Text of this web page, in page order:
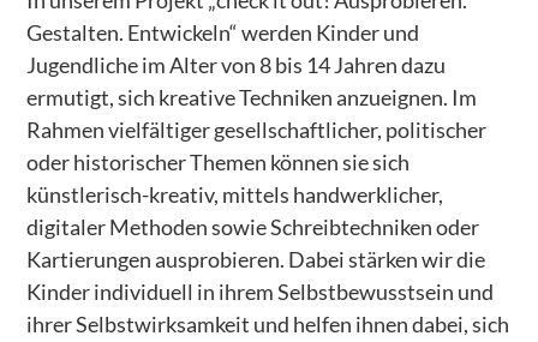
Uzimatele Kenia
Libanon – Bildungspatenschaften für Kinder
Peace Cathedral Tbilisi
ÜBER UNS
WIR GESTALTEN e.V.
Kinderschutz
Presse
Gestalten. Entwickeln“ werden Kinder und
Jugendliche im Alter von 8 bis 14 Jahren dazu
ermutigt, sich kreative Techniken anzueignen. Im
Rahmen vielfältiger gesellschaftlicher, politischer
oder historischer Themen können sie sich
künstlerisch-kreativ, mittels handwerklicher,
digitaler Methoden sowie Schreibtechniken oder
Kartierungen ausprobieren. Dabei stärken wir die
Kinder individuell in ihrem Selbstbewusstsein und
ihrer Selbstwirksamkeit und helfen ihnen dabei, sich